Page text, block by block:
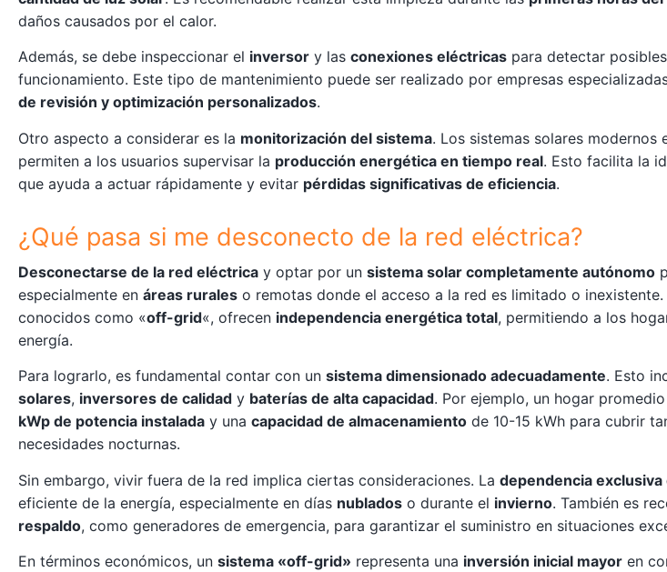
daños causados por el calor.
Además, se debe inspeccionar el inversor y las conexiones eléctricas para detectar
funcionamiento. Este tipo de mantenimiento puede ser realizado por empresas
de revisión y optimización personalizados.
Otro aspecto a considerar es la monitorización del sistema. Los sistemas solares modernos
permiten a los usuarios supervisar la producción energética en tiempo real. Esto facilita la
que ayuda a actuar rápidamente y evitar pérdidas significativas de eficiencia.
¿Qué pasa si me desconecto de la red eléctrica?
Desconectarse de la red eléctrica y optar por un sistema solar completamente autónomo
especialmente en áreas rurales o remotas donde el acceso a la red es limitado o inexistente.
conocidos como «off-grid«, ofrecen independencia energética total, permitiendo a los
energía.
Para lograrlo, es fundamental contar con un sistema dimensionado adecuadamente. Esto
solares, inversores de calidad y baterías de alta capacidad. Por ejemplo, un hogar
kWp de potencia instalada y una capacidad de almacenamiento de 10-15 kWh para cubrir
necesidades nocturnas.
Sin embargo, vivir fuera de la red implica ciertas consideraciones. La dependencia
eficiente de la energía, especialmente en días nublados o durante el invierno. También es
respaldo, como generadores de emergencia, para garantizar el suministro en situaciones
En términos económicos, un sistema «off-grid» representa una inversión inicial mayor en